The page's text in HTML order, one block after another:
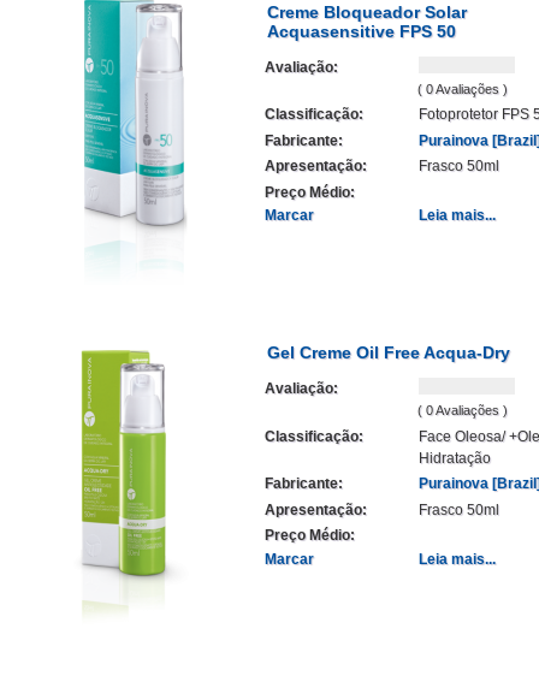
Creme Bloqueador Solar
Acquasensitive FPS 50
Avaliação:
( 0 Avaliações )
Classificação:
Fotoprotetor FPS
Fabricante:
Purainova
Apresentação:
Frasco 50ml
Preço Médio:
Marcar
Leia mais...
Gel Creme Oil Free Acqua-Dry
Avaliação:
( 0 Avaliações )
Classificação:
Face Oleosa/
Hidratação
Fabricante:
Purainova
Apresentação:
Frasco 50ml
Preço Médio:
Marcar
Leia mais...